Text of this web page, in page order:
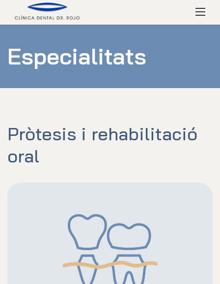
content
Menú
Especialitats
Pròtesis i rehabilitació
oral